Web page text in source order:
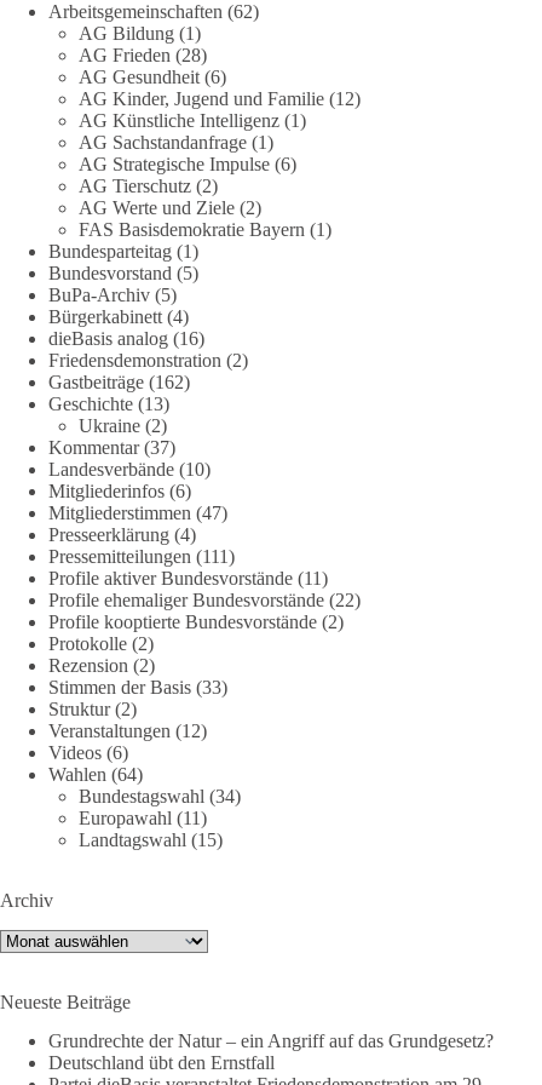
Stimmen der dieBasis – heute mit dem „Demokratie-Bestatter“
Die Energiewende ist bisher kein Erfolg, sondern ein teures,
ineffizientes Unterfangen. Dies belegt eine Auswertung der
NZZ, wonach die Energiewende den Strom nicht billiger,
sondern teurer gemacht hat.
Quelle: https://www.nzz.ch/der-andere-blick/fehlschlag-
energiewende-warum-deutschland-trotz-rekordausbau-von-
wind-und-sonnenkraft-weniger-strom-erzeugt-ld.10006607
🟩🟩🟦🟦🟥🟥🟧🟧
„Wir brauchen dringend wettbewerbsfähige Energiepreise und
eine ideologiefreie Diskussion“, meint der Demokratie-
Bestatter.
Wie siehst du das?
🤝 Jetzt Politik für die Menschen mitgestalten:
https://diebasis.de/mitgliedschaft/
#dieBasis #energiewende #strompreise #wettbewerb
7
DieBasis
2 Tage(n) zuvor
⚡️ NATO-Gipfel in Ankara: Kriegskonferenz statt
Friedensgipfel!?
Staats- und Regierungschefs zum NATO-Gipfel in der Türkei.
Von der NATO wird behauptet, sie sei das wichtigste
Die Gipfelerklärung liest sich jedoch wie ein Protokoll einer
industriellen Kriegskonferenz:
Arbeitsgemeinschaften (62)
AG Bildung (1)
AG Frieden (28)
AG Gesundheit (6)
AG Kinder, Jugend und Familie (12)
AG Künstliche Intelligenz (1)
AG Sachstandanfrage (1)
AG Strategische Impulse (6)
AG Tierschutz (2)
AG Werte und Ziele (2)
FAS Basisdemokratie Bayern (1)
Bundesparteitag (1)
Bundesvorstand (5)
BuPa-Archiv (5)
Bürgerkabinett (4)
dieBasis analog (16)
Friedensdemonstration (2)
Gastbeiträge (162)
Geschichte (13)
Ukraine (2)
Kommentar(37)
Landesverbände (10)
Mitgliederinfos (6)
Mitgliederstimmen (47)
Presseerklärung (4)
Pressemitteilungen (111)
Profile aktiver Bundesvorstände (11)
Profile ehemaliger Bundesvorstände (22)
Profile kooptierte Bundesvorstände (2)
Protokolle (2)
Rezension (2)
Stimmen der Basis (33)
Struktur(2)
Veranstaltungen (12)
Videos (6)
Wahlen (64)
Bundestagswahl (34)
Europawahl (11)
Landtagswahl (15)
Archiv
Archiv
Neueste Beiträge
Grundrechte der Natur – ein Angriff auf das Grundgesetz?
Deutschland übt den Ernstfall